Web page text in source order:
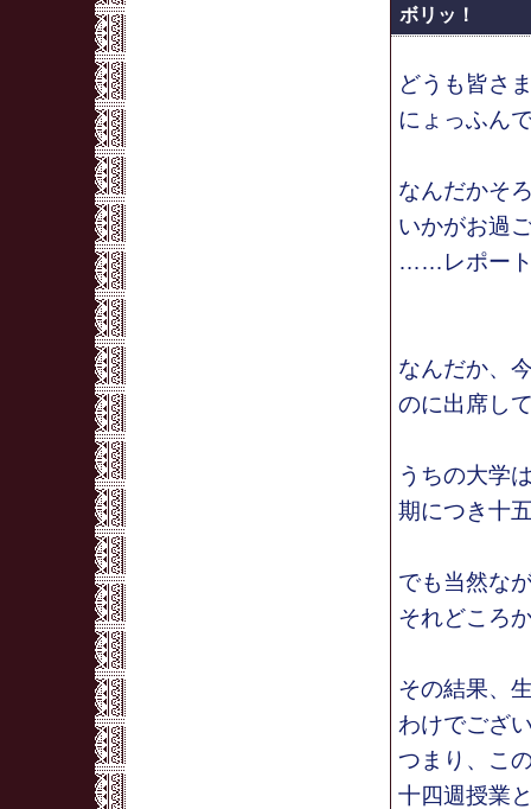
ボリッ！
どうも皆さ
にょっふん
なんだかそ
いかがお過
……レポート
なんだか、
のに出席し
うちの大学
期につき十
でも当然な
それどころ
その結果、
わけでござ
つまり、こ
十四週授業